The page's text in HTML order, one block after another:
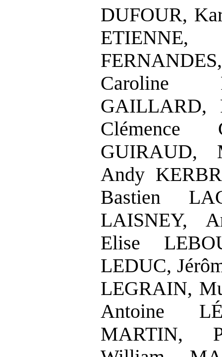
DUFOUR,
Caroline
GAILLARD,
Clémence
GUIRAUD,
Andy
Bastien
LAISNEY,
Elise
LEDUC,
LEGRAIN,
Antoine
MARTIN,